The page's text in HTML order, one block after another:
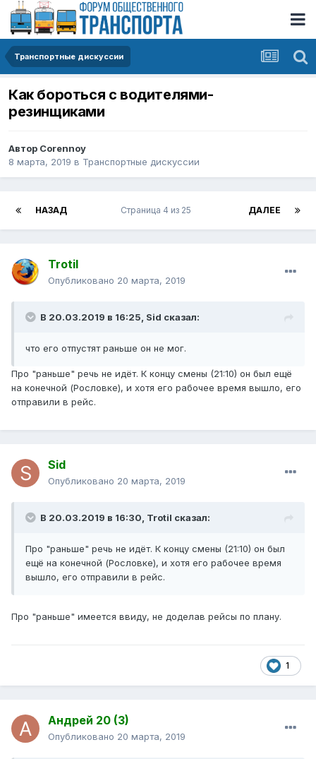
Транспортные дискуссии
Как бороться с водителями-
резинщиками
Автор Corennoy
8 марта, 2019 в Транспортные дискуссии
НАЗАД ДАЛЕЕ
Страница 4 из 25
Trotil
Опубликовано 20 марта, 2019
В 20.03.2019 в 16:25, Sid сказал:
что его отпустят раньше он не мог.
Про "раньше" речь не идёт. К концу смены (21:10) он был ещё
на конечной (Рословке), и хотя его рабочее время вышло, его
отправили в рейс.
Sid
Опубликовано 20 марта, 2019
В 20.03.2019 в 16:30, Trotil сказал:
Про "раньше" речь не идёт. К концу смены (21:10) он был
ещё на конечной (Рословке), и хотя его рабочее время
вышло, его отправили в рейс.
Про "раньше" имеется ввиду, не доделав рейсы по плану.
1
Андрей 20 (3)
Опубликовано 20 марта, 2019